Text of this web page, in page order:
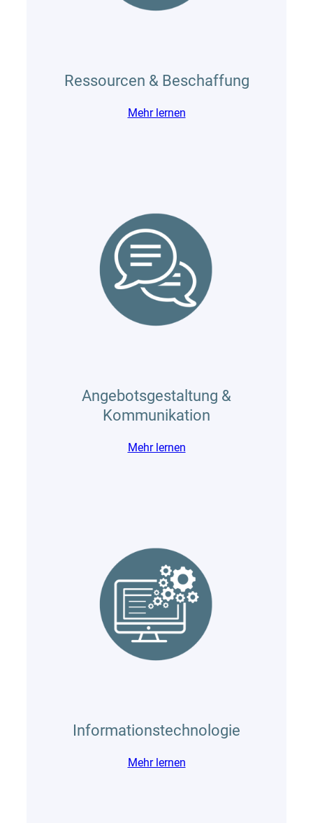
Ressourcen & Beschaffung
Mehr lernen
Angebotsgestaltung &
Kommunikation
Mehr lernen
Informationstechnologie
Mehr lernen